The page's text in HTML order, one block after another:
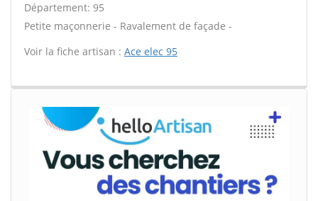
Département: 95
Petite maçonnerie - Ravalement de façade -
Voir la fiche artisan : Ace elec 95